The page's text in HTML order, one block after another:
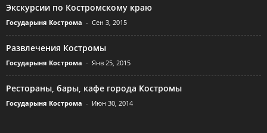
Экскурсии по Костромскому краю
Государыня Кострома - Сен 3, 2015
Развлечения Костромы
Государыня Кострома - Янв 25, 2015
Рестораны, бары, кафе города Костромы
Государыня Кострома - Июн 30, 2014